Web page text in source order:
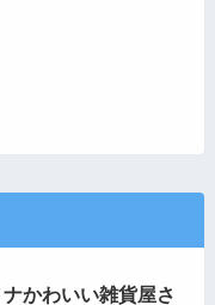
ナかわいい雑貨屋さ